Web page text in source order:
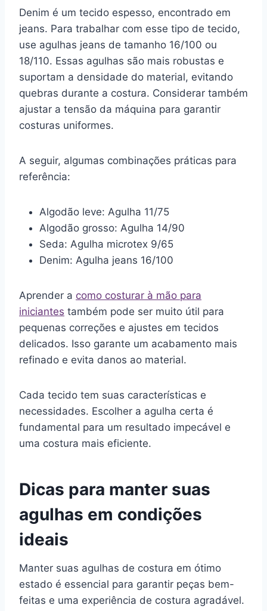
Denim é um tecido espesso, encontrado em
jeans. Para trabalhar com esse tipo de tecido,
use agulhas jeans de tamanho 16/100 ou
18/110. Essas agulhas são mais robustas e
suportam a densidade do material, evitando
quebras durante a costura. Considerar também
ajustar a tensão da máquina para garantir
costuras uniformes.
A seguir, algumas combinações práticas para
referência:
Algodão leve: Agulha 11/75
Algodão grosso: Agulha 14/90
Seda: Agulha microtex 9/65
Denim: Agulha jeans 16/100
Aprender a como costurar à mão para
iniciantes também pode ser muito útil para
pequenas correções e ajustes em tecidos
delicados. Isso garante um acabamento mais
refinado e evita danos ao material.
Cada tecido tem suas características e
necessidades. Escolher a agulha certa é
fundamental para um resultado impecável e
uma costura mais eficiente.
Dicas para manter suas
agulhas em condições
ideais
Manter suas agulhas de costura em ótimo
estado é essencial para garantir peças bem-
feitas e uma experiência de costura agradável.